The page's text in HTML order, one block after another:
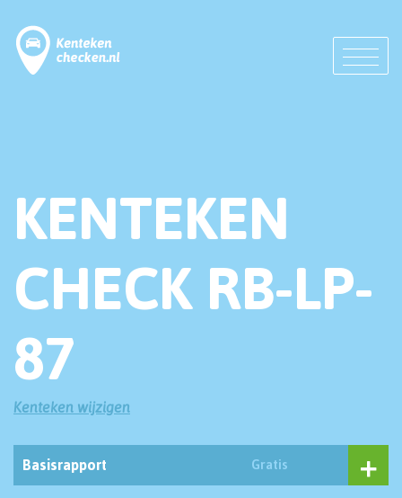
KENTEKEN
CHECK RB-LP-
87
Kenteken wijzigen
Basisrapport Gratis